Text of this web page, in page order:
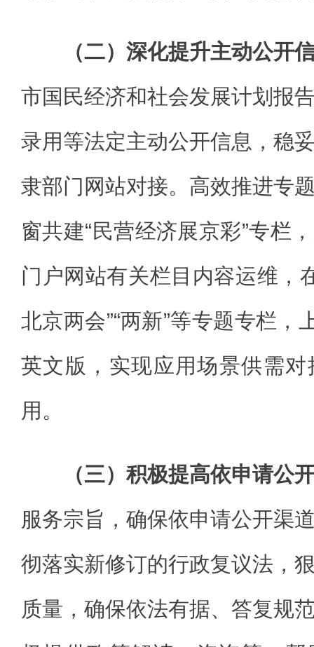
（二）深化提升主动公开
市国民经济和社会发展计划报
录用等法定主动公开信息，稳
隶部门网站对接。高效推进专
窗共建“民营经济展京彩”专栏
门户网站有关栏目内容运维，
北京两会”“两新”等专题专栏，
英文版，实现应用场景供需
用。
（三）积极提高依申请公
服务宗旨，确保依申请公开渠
彻落实新修订的行政复议法，
质量，确保依法有据、答复规